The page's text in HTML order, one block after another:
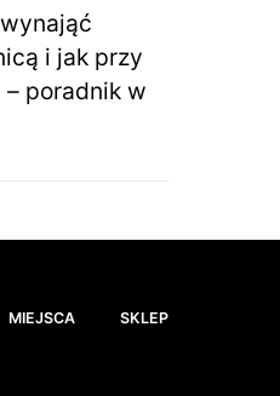
i jak przy
poradnik w
MIEJSCA SKLEP